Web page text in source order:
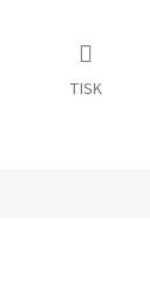
TISK